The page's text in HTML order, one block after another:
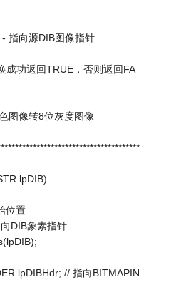
指向源DIB图像指针
成功返回TRUE，否则返回FA
图像转8位灰度图像
lpDIB)
位置
DIB象素指针
lpDIBHdr; // 指向BITMAPIN